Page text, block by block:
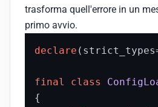
trasforma quell'errore in un
primo avvio.
declare
final class
{